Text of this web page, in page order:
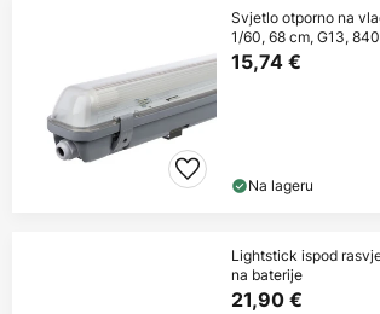
Svjetlo otporno na
1/60, 68 cm, G13,
15,74 €
Na lageru
Lightstick ispod
na baterije
21,90 €